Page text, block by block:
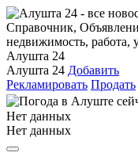
Алушта 24
Алушта 24 Добавить
Рекламировать Продать
Нет данных
Нет данных